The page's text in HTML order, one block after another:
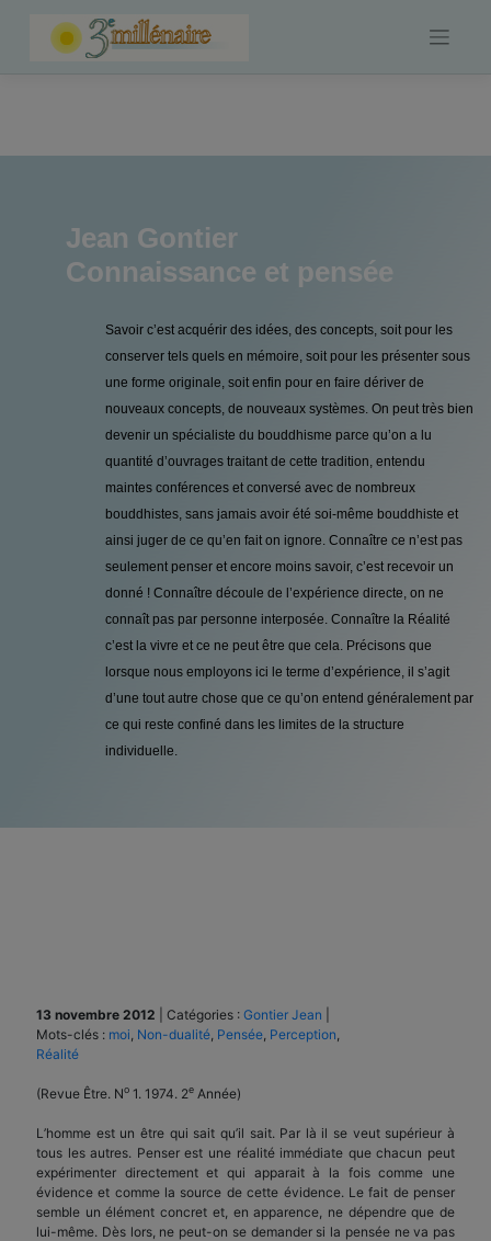
Jean Gontier
Connaissance et pensée
Savoir c’est acquérir des idées, des concepts, soit pour les
conserver tels quels en mémoire, soit pour les présenter sous
une forme originale, soit enfin pour en faire dériver de
nouveaux concepts, de nouveaux systèmes. On peut très bien
devenir un spécialiste du bouddhisme parce qu’on a lu
quantité d’ouvrages traitant de cette tradition, entendu
maintes conférences et conversé avec de nombreux
bouddhistes, sans jamais avoir été soi-même bouddhiste et
ainsi juger de ce qu’en fait on ignore. Connaître ce n’est pas
seulement penser et encore moins savoir, c’est recevoir un
donné ! Connaître découle de l’expérience directe, on ne
connaît pas par personne interposée. Connaître la Réalité
c’est la vivre et ce ne peut être que cela. Précisons que
lorsque nous employons ici le terme d’expérience, il s’agit
d’une tout autre chose que ce qu’on entend généralement par
ce qui reste confiné dans les limites de la structure
individuelle.
13 novembre 2012 Catégories : Gontier Jean
Mots-clés : moi Non-dualité Pensée Perception
Réalité
(Revue Être. No 1. 1974. 2e Année)
L’homme est un être qui sait qu’il sait. Par là il se veut supérieur à
tous les autres. Penser est une réalité immédiate que chacun peut
expérimenter directement et qui apparait à la fois comme une
évidence et comme la source de cette évidence. Le fait de penser
semble un élément concret et, en apparence, ne dépendre que de
lui-même. Dès lors, ne peut-on se demander si la pensée ne va pas